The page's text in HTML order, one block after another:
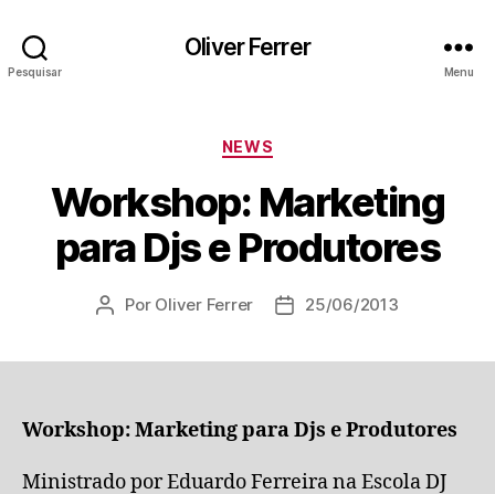
Pesquisar
Oliver Ferrer
Menu
Categorias
NEWS
Workshop: Marketing
para Djs e Produtores
Autor
Por Oliver Ferrer
Data25/06/2013
Workshop: Marketing para Djs e Produtores
Ministrado por Eduardo Ferreira na Escola DJ